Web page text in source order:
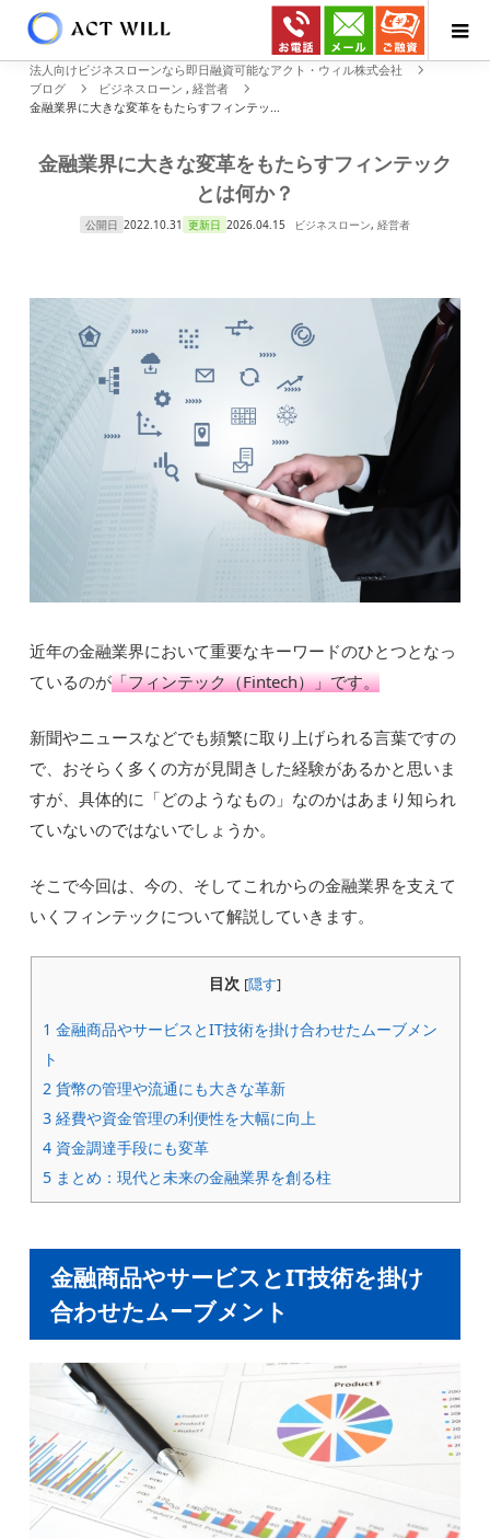
法人向けビジネスローンなら即日融資可能なアクト・ウィル株式会社
ブログ
ビジネスローン ,経営者
金融業界に大きな変革をもたらすフィンテッ...
金融業界に大きな変革をもたらすフィンテック
とは何か？
公開日 2022.10.31 更新日 2026.04.15 ビジネスローン, 経営者
近年の金融業界において重要なキーワードのひとつとなっ
ているのが「フィンテック（Fintech）」です。
新聞やニュースなどでも頻繁に取り上げられる言葉ですの
で、おそらく多くの方が見聞きした経験があるかと思いま
すが、具体的に「どのようなもの」なのかはあまり知られ
ていないのではないでしょうか。
そこで今回は、今の、そしてこれからの金融業界を支えて
いくフィンテックについて解説していきます。
目次 [隠す]
1 金融商品やサービスとIT技術を掛け合わせたムーブメン
ト
2 貨幣の管理や流通にも大きな革新
3経費や資金管理の利便性を大幅に向上
4資金調達手段にも変革
5まとめ：現代と未来の金融業界を創る柱
金融商品やサービスとIT技術を掛け
合わせたムーブメント